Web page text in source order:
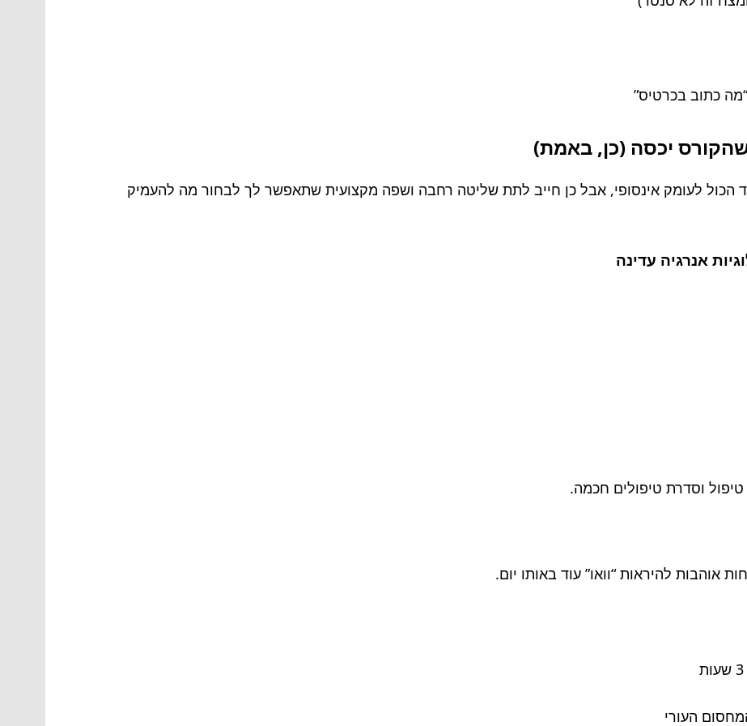
כתוב בכרטיס”
הכול לעומק אינסופי, אבל כן חייב לתת שליטה רחבה ושפה מקצועית שתאפשר לך לבחור מה להעמיק
וסדרת טיפולים חכמה.
להיראות “וואו” עוד באותו יום.
העורי